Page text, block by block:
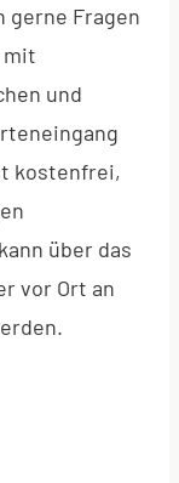
gerne Fragen
mit
und
kostenfrei,
über das
vor Ort an